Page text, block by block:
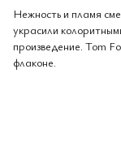
Нежность и пламя
украсили
произведение. Tom
флаконе.